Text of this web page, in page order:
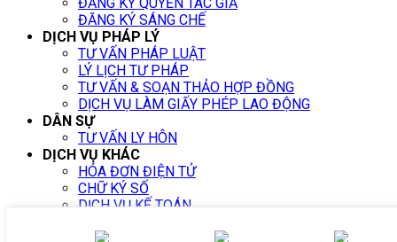
ĐĂNG KÝ SÁNG CHẾ
DỊCH VỤ PHÁP LÝ
TƯ VẤN PHÁP LUẬT
LÝ LỊCH TƯ PHÁP
TƯ VẤN & SOẠN THẢO HỢP ĐỒNG
DỊCH VỤ LÀM GIẤY PHÉP LAO ĐỘNG
DÂN SỰ
TƯ VẤN LY HÔN
DỊCH VỤ KHÁC
HÓA ĐƠN ĐIỆN TỬ
CHỮ KÝ SỐ
DỊCH VỤ KẾ TOÁN